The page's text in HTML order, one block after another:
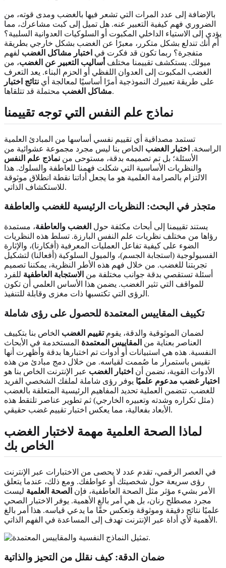
بالإضافة إلى عدد المرات التي تشعر فيها بالغضب ومدى قوته، من
الضروري فهم كيفية التعبير عنه. هل تميل إلى كبت مشاعرك، مما
يؤدي إلى الاستياء الداخلي المكبوت أو السلوكيات العدوانية السلبية؟
أم أنك تندلع بشكل متكرر، معبرًا عن الغضب بشكل خارجي بطريقة
متفجرة؟ ربما تكون قد فكرت في اختبار مشاكل الغضب لفهم
ميولك. يستكشف تقييمنا مختلف أساليب التعبير عن الغضب، من
الغضب المكبوت إلى العدوان اللفظي أو الحزم البناء. يعد التعرف
على طريقة تعبيرك النموذجية أمرًا أساسيًا لمعالجة أي نتائج اختبار
مشاكل الغضبمحتملة قد تتلقاها.
نماذج علم النفس التي توجه تقييمنا
تستمد مصداقية أي تقييم نفسي أساسها من المبادئ العلمية
الراسخة. اختبار الغضب الخاص بنا ليس مجرد مجموعة عشوائية من
الأسئلة؛ بل تم تصميمه بدقة، مستوحى من نماذج علم النفس
والنظريات الأساسية التي شكلت فهمنا للعاطفة والسلوك. هذا
الالتزام بالصرامة العلمية هو ما يجعل أداتنا نقطة انطلاق موثوقة
للاستكشاف الذاتي.
متجذر في البحث: النظريات الرئيسية للغضب والعاطفة
يستند تقييمنا إلى أبحاث مكثفة حول الغضب والعاطفة، مستمدة
رؤاها من مختلف نظريات علم النفس البارزة. تسلط هذه النظريات
الضوء على كيفية تفاعل العمليات المعرفية (أفكارنا)، والإثارة
الفسيولوجية (استجابة الجسم)، والميول السلوكية (أفعالنا) لتشكيل
تجربتنا للغضب. من خلال فهم هذه الأطر النظرية، يمكننا تصميم
أسئلة تستقصي بدقة جوانب مختلفة من الاستجابة العاطفية للفرد
للمواقف التي تثير الغضب. يضمن هذا الأساس العلمي أن تكون
الرؤى التي تكتسبها ذات مغزى وقابلة للتنفيذ.
تكييف المقاييس المعتمدة للحصول على رؤى شاملة
لضمان الموثوقية والدقة، يقومتقييم الغضب الخاص بنا بتكييف
العناصر بعناية من المقاييس المعتمدة المستخدمة في الأبحاث
النفسية. هذه هي استبيانات أو أدوات تم اختبارها بدقة وأظهرت أنها
تقيس باستمرار ما صُممت لقياسه. من خلال دمج مبادئ من هذه
الأدوات القوية، نضمن أن اختبار الغضب عبر الإنترنت الخاص بنا هو
اختبار غضب مدعوم علميًا يوفر رؤى شاملة لملفك الشخصي الفريد
للغضب. تتضمن العملية تحديد المفاهيم الرئيسية المتعلقة بالغضب
(مثل تكراره وشدته وتعبيره الخارجي) ثم تطوير عناصر تلتقط هذه
الأبعاد بفعالية، مما يعكس اختبار تقييم غضب حقيقي.
لماذا الصحة العلمية مهمة لاختبار الغضب
الخاص بك
في العصر الرقمي، تقدم عدد لا يحصى من الاختبارات عبر الإنترنت
رؤى سريعة حول شخصيتك أو عواطفك. ومع ذلك، عندما يتعلق
الأمر بشيء مؤثر مثل الصحة العاطفية، فإن الصحة العلمية ليست
مجرد مصطلح رنان، بل هي أمر بالغ الأهمية. يوفر الاختبار الصحي
علميًا نتائج دقيقة وموثوقة وتعكس حقًا ما يدعي قياسه. هذا أمر بالغ
الأهمية لأي أداة عبر الإنترنت تهدف إلى المساعدة في الفهم الذاتي.
ضمان الدقة: كيف نقلل من التحيز والذاتية